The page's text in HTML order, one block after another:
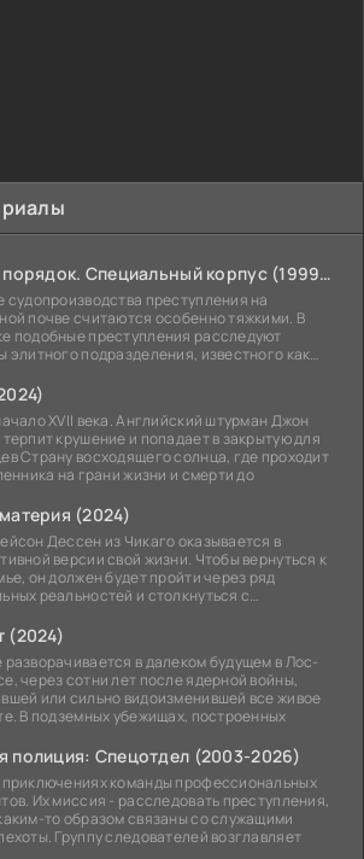
Закон и порядок. Специальный корпус (1999-2026)
судопроизводства преступления на
почве считаются особенно тяжкими. В
подобные преступления расследуют
элитного подразделения, известного как
XVII века. Английский штурман Джон
крушение и попадает в закрытую для
Страну восходящего солнца, где проходит
на грани жизни и смерти до
(2024)
Дессен из Чикаго оказывается в
версии свой жизни. Чтобы вернуться к
он должен будет пройти через ряд
реальностей и столкнуться с
(2024)
в далеком будущем в Лос-
через сотни лет после ядерной войны,
или сильно видоизменившей все живое
В подземных убежищах, построенных
полиция: Спецотдел (2003-2026)
команды профессиональных
Их миссия - расследовать преступления,
то образом связаны со служащими
Группу следователей возглавляет